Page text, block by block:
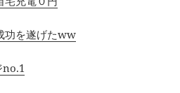
功を遂げたww
no.1